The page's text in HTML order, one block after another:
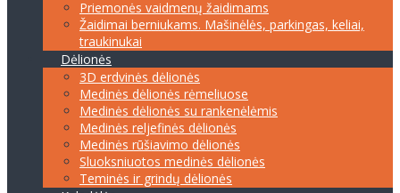
Priemonės vaidmenų žaidimams
Žaidimai berniukams. Mašinėlės, parkingas, keliai,
traukinukai
Dėlionės
3D erdvinės dėlionės
Medinės dėlionės rėmeliuose
Medinės dėlionės su rankenėlėmis
Medinės reljefinės dėlionės
Medinės rūšiavimo dėlionės
Sluoksniuotos medinės dėlionės
Teminės ir grindų dėlionės